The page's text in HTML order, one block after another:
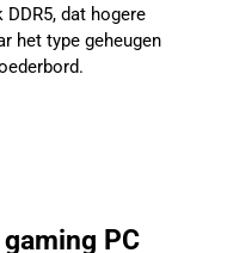
dat hogere
het type geheugen
PC